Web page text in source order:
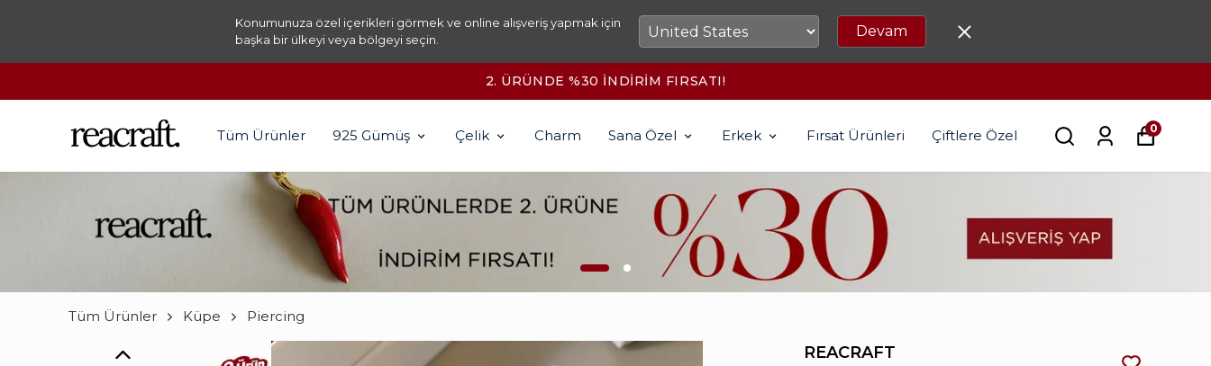
Konumunuza özel içerikleri görmek ve online alışveriş yapmak için
başka bir ülkeyi veya bölgeyi seçin.
Devam
2500₺ ÜZERİ KARGO ÜCRETSİZ!
Tüm Ürünler 925 Gümüş Çelik Charm Sana Özel Erkek Fırsat Ürünleri Çiftlere Özel 0
Tüm Ürünler Küpe Piercing
REACRAFT